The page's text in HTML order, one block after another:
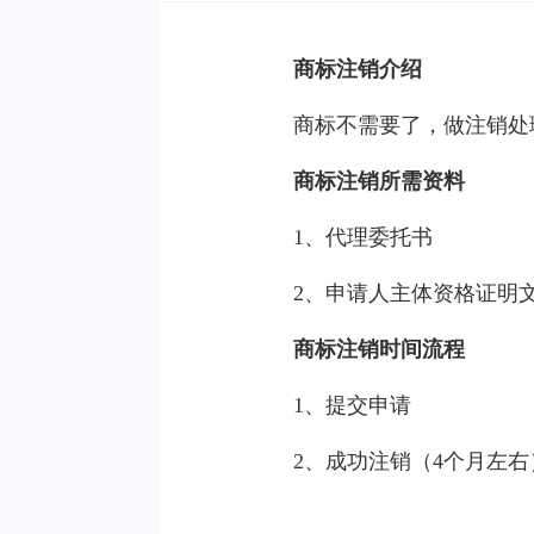
商标注销介绍
商标不需要了，做注销处
商标注销所需资料
1、代理委托书
2、申请人主体资格证明
商标注销时间流程
1、提交申请
2、成功注销（4个月左右